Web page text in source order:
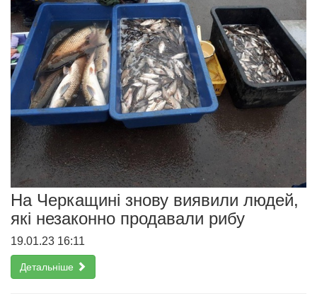
На Черкащині знову виявили людей,
які незаконно продавали рибу
19.01.23 16:11
Детальніше